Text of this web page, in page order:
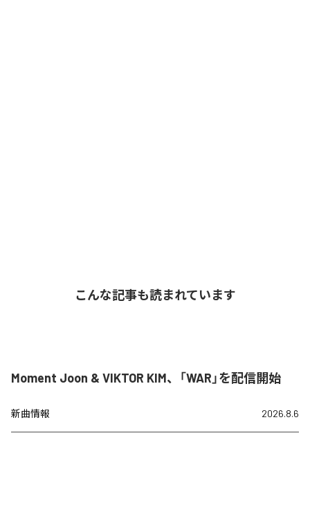
こんな記事も読まれています
Moment Joon & VIKTOR KIM、「WAR」を配信開始
新曲情報 2026.8.6